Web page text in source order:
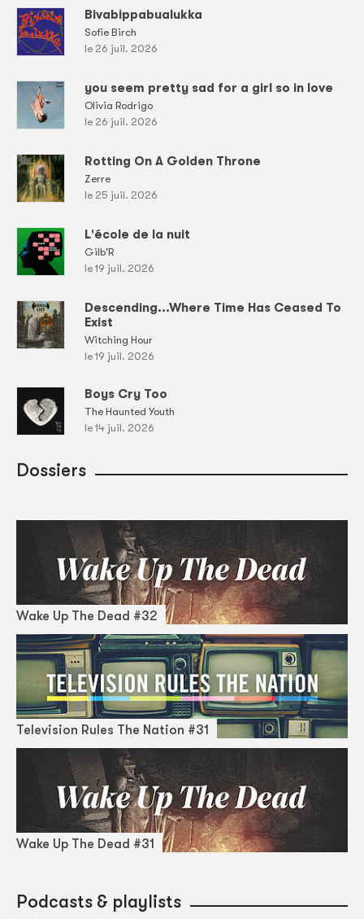
Bivabippabualukka
Sofie Birch
le 26 juil. 2026
you seem pretty sad for a girl so in love
Olivia Rodrigo
le 26 juil. 2026
Rotting On A Golden Throne
Zerre
le 25 juil. 2026
L'école de la nuit
Gilb'R
le 19 juil. 2026
Descending...Where Time Has Ceased To
Exist
Witching Hour
le 19 juil. 2026
Boys Cry Too
The Haunted Youth
le 14 juil. 2026
Dossiers
Wake Up The Dead #32
Television Rules The Nation #31
Wake Up The Dead #31
Podcasts & playlists